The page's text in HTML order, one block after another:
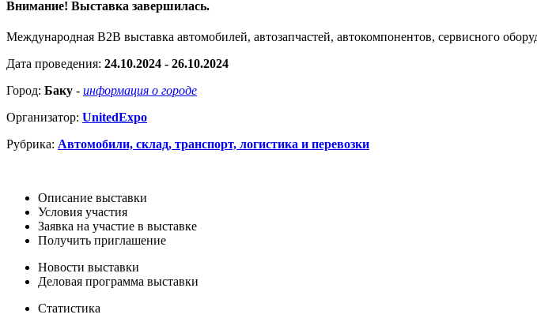
Внимание! Выставка завершилась.
Международная B2B выставка автомобилей, автозапчастей, автокомпонентов, сервисного
Дата проведения: 24.10.2024 - 26.10.2024
Город: Баку - информация о городе
Организатор: UnitedExpo
Рубрика: Автомобили, склад, транспорт, логистика и перевозки
Описание выставки
Условия участия
Заявка на участие в выставке
Получить приглашение
Новости выставки
Деловая программа выставки
Статистика